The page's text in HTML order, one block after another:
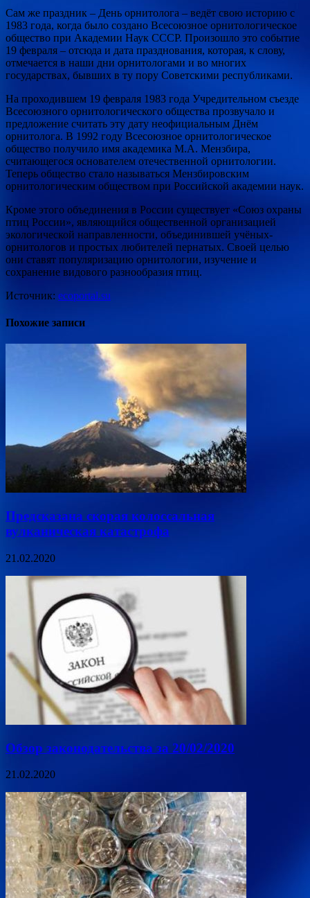
Сам же праздник – День орнитолога – ведёт свою историю с
1983 года, когда было создано Всесоюзное орнитологическое
общество при Академии Наук СССР. Произошло это событие
19 февраля – отсюда и дата празднования, которая, к слову,
отмечается в наши дни орнитологами и во многих
государствах, бывших в ту пору Советскими республиками.
На проходившем 19 февраля 1983 года Учредительном съезде
Всесоюзного орнитологического общества прозвучало и
предложение считать эту дату неофициальным Днём
орнитолога. В 1992 году Всесоюзное орнитологическое
общество получило имя академика М.А. Мензбира,
считающегося основателем отечественной орнитологии.
Теперь общество стало называться Мензбировским
орнитологическим обществом при Российской академии наук.
Кроме этого объединения в России существует «Союз охраны
птиц России», являющийся общественной организацией
экологической направленности, объединившей учёных-
орнитологов и простых любителей пернатых. Своей целью
они ставят популяризацию орнитологии, изучение и
сохранение видового разнообразия птиц.
Источник: ecoportal.su
Похожие записи
Предсказана скорая колоссальная
вулканическая катастрофа
21.02.2020
Обзор законодательства за 20/02/2020
21.02.2020